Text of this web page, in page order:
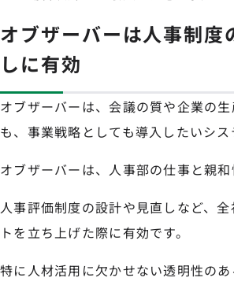
オブザーバーは人事制度
しに有効
オブザーバーは、会議の質や企業の
も、事業戦略としても導入したいシス
オブザーバーは、人事部の仕事と親和
人事評価制度の設計や見直しなど、
トを立ち上げた際に有効です。
特に人材活用に欠かせない透明性の